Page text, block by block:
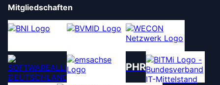
Mitgliedschaften
PHR